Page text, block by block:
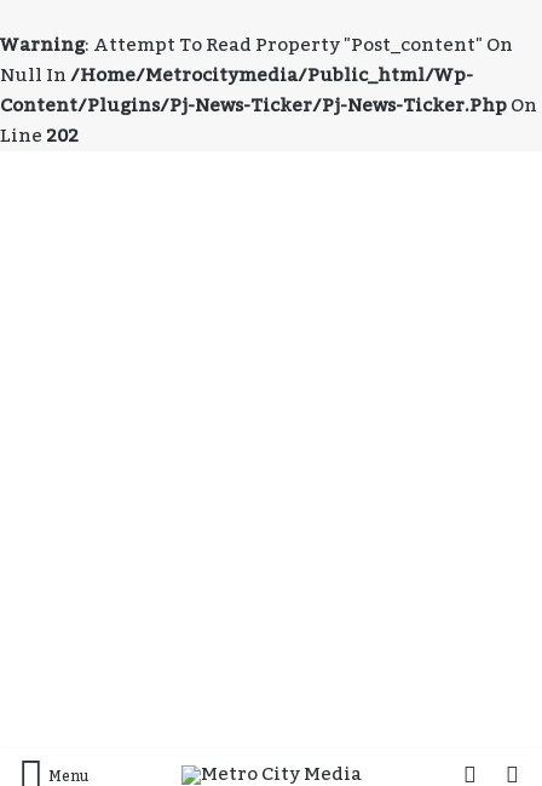
Warning: Attempt To Read Property "post_content" On
Null In/home/metrocitymedia/public_html/wp-
Content/plugins/pj-News-Ticker/pj-News-Ticker.phpOn
Line202
Menu
Log